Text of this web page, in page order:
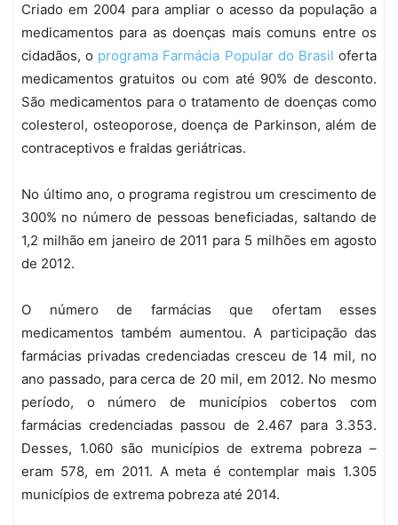
Criado em 2004 para ampliar o acesso da população a
medicamentos para as doenças mais comuns entre os
cidadãos, o programa Farmácia Popular do Brasil oferta
medicamentos gratuitos ou com até 90% de desconto.
São medicamentos para o tratamento de doenças como
colesterol, osteoporose, doença de Parkinson, além de
contraceptivos e fraldas geriátricas.
No último ano, o programa registrou um crescimento de
300% no número de pessoas beneficiadas, saltando de
1,2 milhão em janeiro de 2011 para 5 milhões em agosto
de 2012.
O número de farmácias que ofertam esses
medicamentos também aumentou. A participação das
farmácias privadas credenciadas cresceu de 14 mil, no
ano passado, para cerca de 20 mil, em 2012. No mesmo
período, o número de municípios cobertos com
farmácias credenciadas passou de 2.467 para 3.353.
Desses, 1.060 são municípios de extrema pobreza –
eram 578, em 2011. A meta é contemplar mais 1.305
municípios de extrema pobreza até 2014.